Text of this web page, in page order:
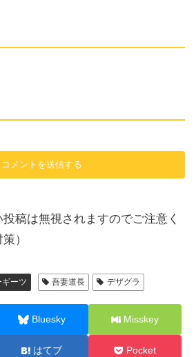
稿は無視されますのでご注意く
）
ーツ 吾妻道長 デザグラ
Bluesky Misskey
はてブ Pocket